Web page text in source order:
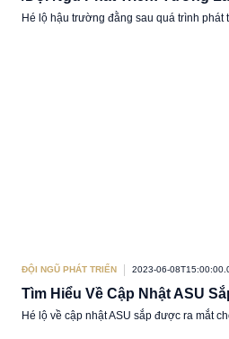
Hé lộ hậu trường đằng sau quá trình phát
ĐỘI NGŨ PHÁT TRIỂN 2023-06-
Tìm Hiểu Về Cập Nhật ASU
Hé lộ về cập nhật ASU sắp được ra mắt